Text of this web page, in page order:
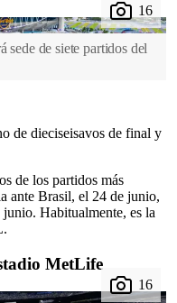
de siete partidos del
de dieciseisavos de final y
de los partidos más
ante Brasil, el 24 de junio,
junio. Habitualmente, es la
MetLife